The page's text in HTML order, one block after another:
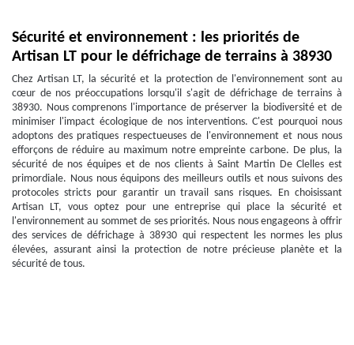
Sécurité et environnement : les priorités de
Artisan LT pour le défrichage de terrains à 38930
Chez Artisan LT, la sécurité et la protection de l'environnement sont au
cœur de nos préoccupations lorsqu'il s'agit de défrichage de terrains à
38930. Nous comprenons l'importance de préserver la biodiversité et de
minimiser l'impact écologique de nos interventions. C'est pourquoi nous
adoptons des pratiques respectueuses de l'environnement et nous nous
efforçons de réduire au maximum notre empreinte carbone. De plus, la
sécurité de nos équipes et de nos clients à Saint Martin De Clelles est
primordiale. Nous nous équipons des meilleurs outils et nous suivons des
protocoles stricts pour garantir un travail sans risques. En choisissant
Artisan LT, vous optez pour une entreprise qui place la sécurité et
l'environnement au sommet de ses priorités. Nous nous engageons à offrir
des services de défrichage à 38930 qui respectent les normes les plus
élevées, assurant ainsi la protection de notre précieuse planète et la
sécurité de tous.